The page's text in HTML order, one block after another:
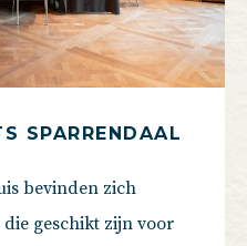
SPARRENDAAL
bevinden zich
geschikt zijn voor